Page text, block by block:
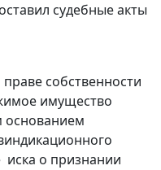
судебные акты
собственности
имущество
основанием
иска о признании